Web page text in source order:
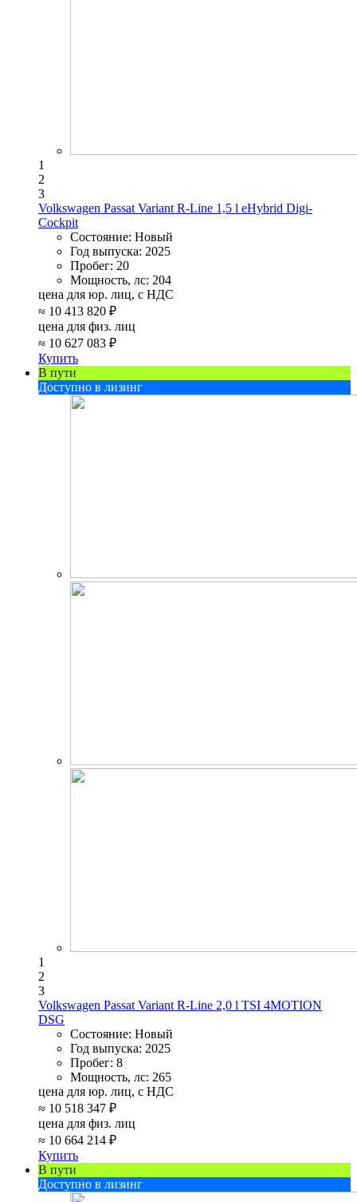
1
2
3
Volkswagen Passat Variant R-Line 1,5 l eHybrid Digi-
Cockpit
Состояние: Новый
Год выпуска: 2025
Пробег: 20
Мощность, лс: 204
цена для юр. лиц, с НДС
≈ 10 413 820 ₽
цена для физ. лиц
≈ 10 627 083 ₽
Купить
В пути
Доступно в лизинг
1
2
3
Volkswagen Passat Variant R-Line 2,0 l TSI 4MOTION
DSG
Состояние: Новый
Год выпуска: 2025
Пробег: 8
Мощность, лс: 265
цена для юр. лиц, с НДС
≈ 10 518 347 ₽
цена для физ. лиц
≈ 10 664 214 ₽
Купить
В пути
Доступно в лизинг